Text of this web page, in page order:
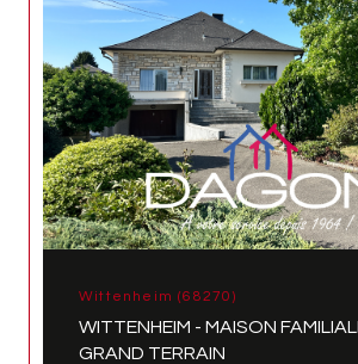
Wittenheim (68270)
WITTENHEIM - MAISON
GRAND TERRAIN